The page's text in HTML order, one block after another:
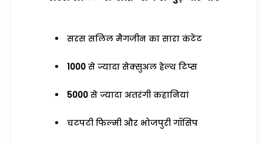
सरस सलिल मैगजीन का सारा कंटेंट
1000 से ज्यादा सेक्सुअल हेल्थ टिप्स
5000 से ज्यादा अतरंगी कहानियां
चटपटी फिल्मी और भोजपुरी गॉसिप